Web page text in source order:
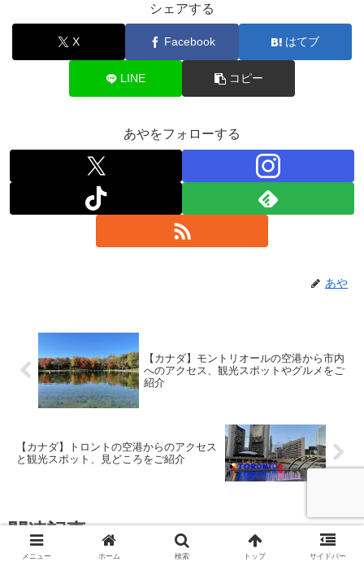
シェアする
X Facebook はてブ
LINE コピー
あやをフォローする
あや
【カナダ】モントリオールの空港から市内
へのアクセス、観光スポットやグルメをご
紹介
【カナダ】トロントの空港からのアクセス
と観光スポット、見どころをご紹介
関連記事
メニュー ホーム 検索 トップ サイドバー